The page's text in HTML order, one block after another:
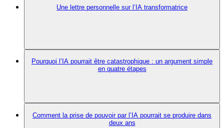
Une lettre personnelle sur l’IA transformatrice
Pourquoi l’IA pourrait être catastrophique : un argument simple
en quatre étapes
Comment la prise de pouvoir par l’IA pourrait se produire dans
deux ans